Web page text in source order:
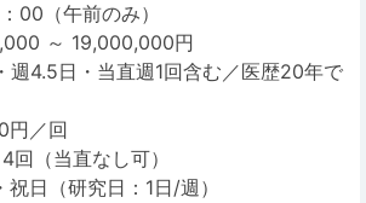
00（午前のみ）
～ 19,000,000円
週4.5日・当直週1回含む／医歴20年で
円／回
当直なし可）
（研究日：1日/週）